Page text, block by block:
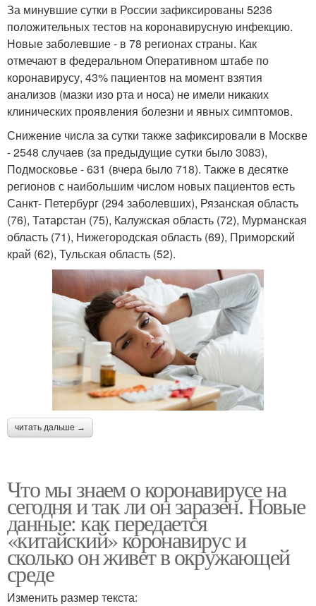
За минувшие сутки в России зафиксированы 5236
положительных тестов на коронавирусную инфекцию.
Новые заболевшие - в 78 регионах страны. Как
отмечают в федеральном Оперативном штабе по
коронавирусу, 43% пациентов на момент взятия
анализов (мазки изо рта и носа) не имели никаких
клинических проявления болезни и явных симптомов.
Снижение числа за сутки также зафиксировали в Москве
- 2548 случаев (за предыдущие сутки было 3083),
Подмосковье - 631 (вчера было 718). Также в десятке
регионов с наибольшим числом новых пациентов есть
Санкт- Петербург (294 заболевших), Рязанская область
(76), Татарстан (75), Калужская область (72), Мурманская
область (71), Нижегородская область (69), Приморский
край (62), Тульская область (52).
читать дальше →
Что мы знаем о коронавирусе на
сегодня и так ли он заразен. Новые
данные: как передается
«китайский» коронавирус и
сколько он живет в окружающей
среде
Изменить размер текста: